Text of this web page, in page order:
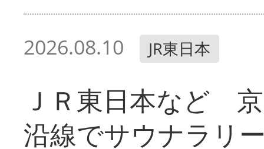
2026.08.10 JR東日本
ＪＲ東日本など
沿線でサウナラリ